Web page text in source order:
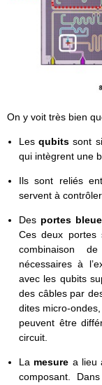
On y voit très bien
Lesqubitssont
qui intègrent une
Ils sont reliés
servent à
Des portes
Ces deux portes
combinaison
nécessaires à
avec les qubits
des câbles par
dites micro-
peuvent être
circuit.
La mesure a lieu
composant.